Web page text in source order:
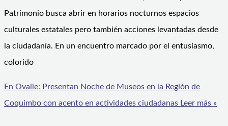
Patrimonio busca abrir en horarios nocturnos espacios
culturales estatales pero también acciones levantadas desde
la ciudadanía. En un encuentro marcado por el entusiasmo,
colorido
En Ovalle: Presentan Noche de Museos en la Región de
Coquimbo con acento en actividades ciudadanas Leer más »